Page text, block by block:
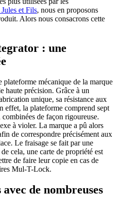
et Fils, nous en proposons
Alors nous consacrons cette
: une
plateforme mécanique de la marque
haute précision. Grâce à un
unique, sa résistance aux
effet, la plateforme comprend sept
de façon rigoureuse.
à violer. La marque a pû alors
de correspondre précisément aux
Le fraisage se fait par une
cela, une carte de propriété est
de faire leur copie en cas de
Mul-T-Lock.
de nombreuses